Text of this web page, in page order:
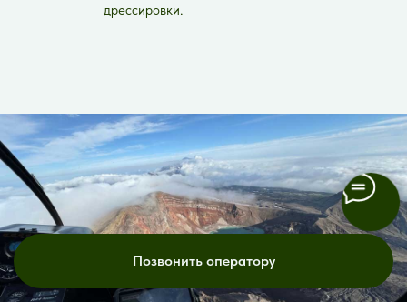
дрессировки.
отправляются в настоящие экспедиции.
Позвонить оператору